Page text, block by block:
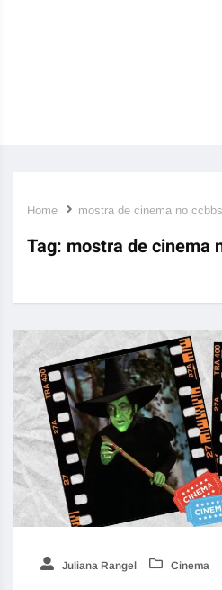
Home mostra de cinema no
Tag: mostra de cinema
Juliana Rangel Cinema